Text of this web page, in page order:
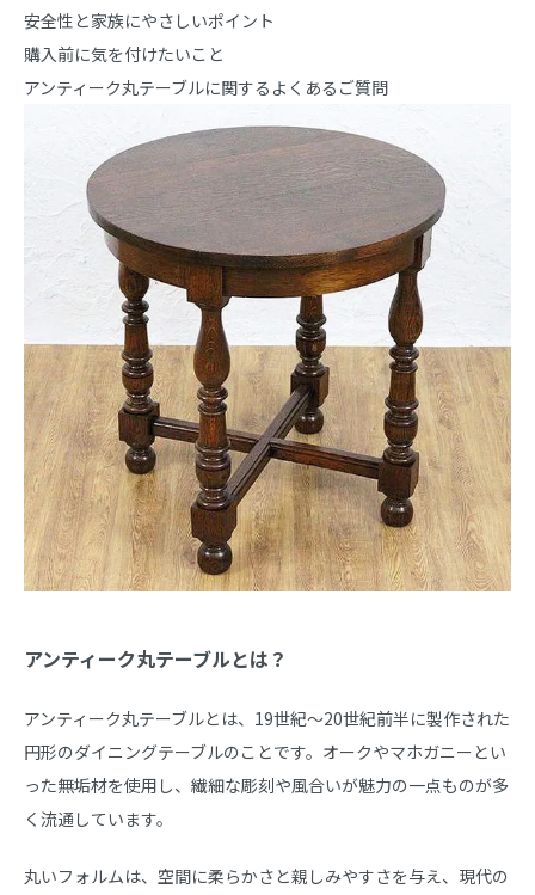
安全性と家族にやさしいポイント
購入前に気を付けたいこと
アンティーク丸テーブルに関するよくあるご質問
アンティーク丸テーブルとは？
アンティーク丸テーブルとは、19世紀〜20世紀前半に製作された
円形のダイニングテーブルのことです。オークやマホガニーとい
った無垢材を使用し、繊細な彫刻や風合いが魅力の一点ものが多
く流通しています。
丸いフォルムは、空間に柔らかさと親しみやすさを与え、現代の